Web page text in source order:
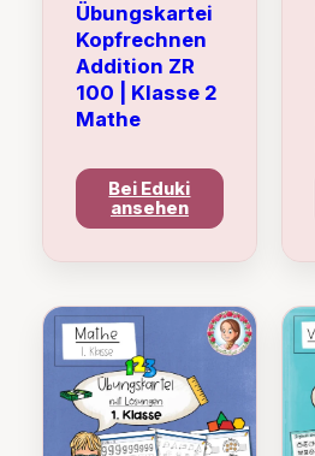
Übungskartei
Kopfrechnen
Addition ZR
100 | Klasse 2
Mathe
Bei Eduki
ansehen